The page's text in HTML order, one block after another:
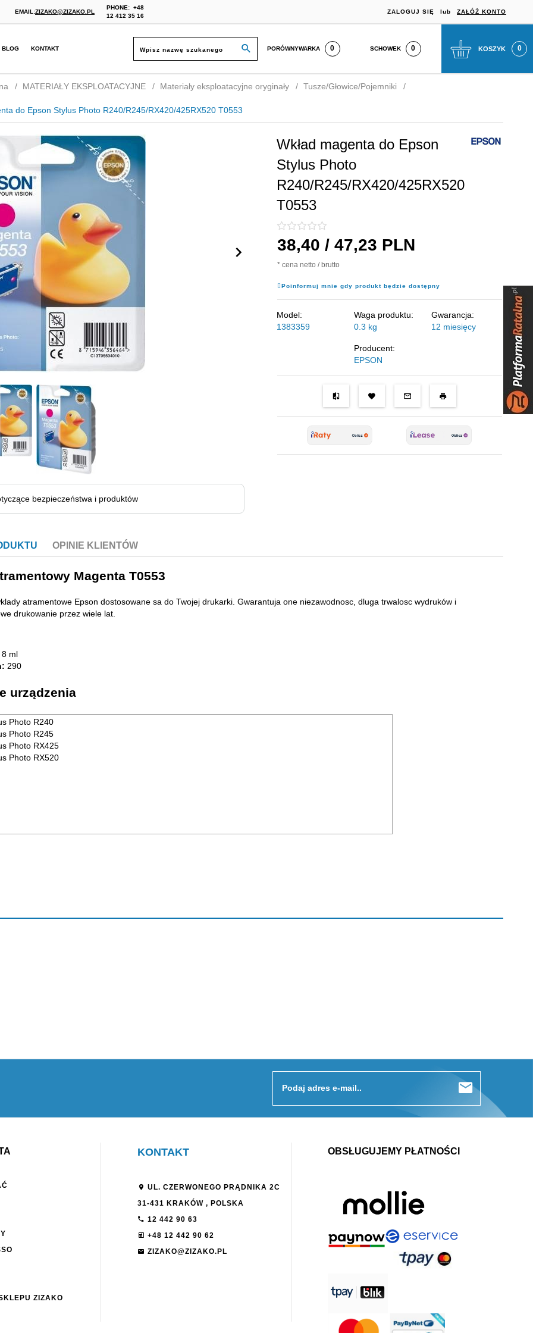
EMAIL:ZIZAKO@ZIZAKO.PL
PHONE: +48
12 412 35 16
ZALOGUJ SIĘ lub ZAŁÓŻ KONTO
BLOG KONTAKT PORÓWNYWARKA SCHOWEK KOSZYK 0
MATERIAŁY EKSPLOATACYJNE Materiały eksploatacyjne oryginały Tusze/Głowice/Pojemniki
do Epson Stylus Photo R240/R245/RX420/425RX520 T0553
bezpieczeństwa i produktów
Wkład magenta do Epson
Stylus Photo
R240/R245/RX420/425RX520
T0553
38,40 / 47,23 PLN
* cena netto / brutto
Poinformuj mnie gdy produkt będzie dostępny
Model:
1383359
Waga produktu:
0.3 kg
Gwarancja:
12 miesięcy
Producent:
EPSON
OPINIE KLIENTÓW
Magenta T0553
atramentowe Epson dostosowane sa do Twojej drukarki. Gwarantuja one niezawodnosc, dluga trwalosc wydruków i
drukowanie przez wiele lat.
ml
290
urządzenia
Photo R240
Photo R245
Photo RX425
Photo RX520
Podaj adres e-mail..
ZIZAKO
KONTAKT
UL. CZERWONEGO PRĄDNIKA 2C
31-431 KRAKÓW , POLSKA
12 442 90 63
+48 12 442 90 62
ZIZAKO@ZIZAKO.PL
OBSŁUGUJEMY PŁATNOŚCI